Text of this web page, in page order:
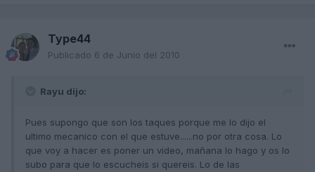
Type44
Publicado 6 de Junio del 2010
Rayu dijo:
Pues supongo que son los taques porque me lo dijo el
ultimo mecanico con el que estuve......no por otra cosa. Lo
que voy a hacer es poner un video, mañana lo hago y os lo
subo para que lo escucheis si quereis. Lo de las